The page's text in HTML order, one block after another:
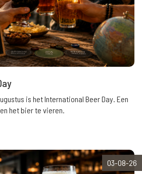
is het International Beer Day. Een
het bier te vieren.
03-08-26